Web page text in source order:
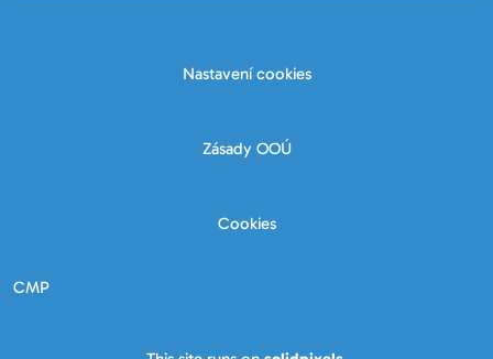
Nastavení cookies
Zásady OOÚ
Cookies
CMP